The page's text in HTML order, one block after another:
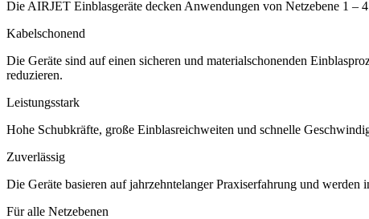
Die AIRJET Einblasgeräte decken Anwendungen von Netzebene 1 –
Kabelschonend
Die Geräte sind auf einen sicheren und materialschonenden
reduzieren.
Leistungsstark
Hohe Schubkräfte, große Einblasreichweiten und schnelle
Zuverlässig
Die Geräte basieren auf jahrzehntelanger Praxiserfahrung und
Für alle Netzebenen